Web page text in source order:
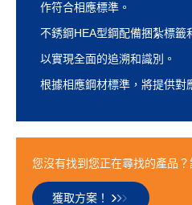
作符合相應標準。
不銹鋼HEA型鋼配備捆紮標籤
以實現全面的追溯和識別。
根據相應鋼材標準，將提供對
您沒有找到您正在尋找的產品？
獲取方案！